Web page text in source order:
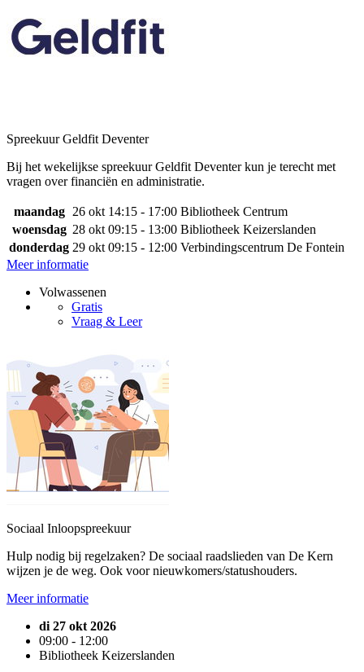
Spreekuur Geldfit Deventer
Bij het wekelijkse spreekuur Geldfit Deventer kun je terecht met
vragen over financiën en administratie.
maandag 26 okt 14:15 - 17:00 Bibliotheek Centrum
woensdag 28 okt 09:15 - 13:00 Bibliotheek Keizerslanden
donderdag 29 okt 09:15 - 12:00 Verbindingscentrum De Fontein
Meer informatie
Volwassenen
Gratis
Vraag & Leer
Sociaal Inloopspreekuur
Hulp nodig bij regelzaken? De sociaal raadslieden van De Kern
wijzen je de weg. Ook voor nieuwkomers/statushouders.
Meer informatie
di 27 okt 2026
09:00 - 12:00
Bibliotheek Keizerslanden